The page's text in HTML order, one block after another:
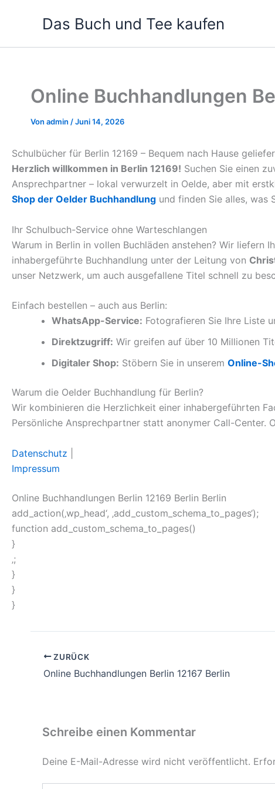
Das Buch und Tee kaufen
Online Buchhandlungen
Von admin /Juni 14, 2026
Schulbücher für Berlin 12169 – Bequem nach Hause
Herzlich willkommen in Berlin 12169! Suchen Sie einen
Ansprechpartner – lokal verwurzelt in Oelde, aber mit
Shop der Oelder Buchhandlung und finden Sie alles, was
Ihr Schulbuch-Service ohne Warteschlangen
Warum in Berlin in vollen Buchläden anstehen? Wir liefern
inhabergeführte Buchhandlung unter der Leitung von
unser Netzwerk, um auch ausgefallene Titel schnell zu
Einfach bestellen – auch aus Berlin:
WhatsApp-Service: Fotografieren Sie Ihre Liste
Direktzugriff: Wir greifen auf über 10 Millionen
Digitaler Shop: Stöbern Sie in unserem Online-
Warum die Oelder Buchhandlung für Berlin?
Wir kombinieren die Herzlichkeit einer inhabergeführten
Persönliche Ansprechpartner statt anonymer Call-Center.
Datenschutz
Impressum
Online Buchhandlungen Berlin 12169 Berlin Berlin
add_action(‚wp_head‘, ‚add_custom_schema_to_pages‘);
function add_custom_schema_to_pages()
}
‚;
}
}
}
ZURÜCK
Online Buchhandlungen Berlin 12167 Berlin
Schreibe einen Kommentar
Deine E-Mail-Adresse wird nicht veröffentlicht.